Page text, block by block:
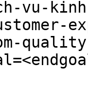
kinh-
quality-